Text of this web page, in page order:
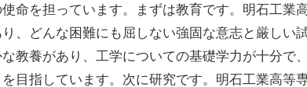
命を担っています。まずは教育です。明石工業
、どんな困難にも屈しない強固な意志と厳しい
教養があり、工学についての基礎学力が十分で、
目指しています。次に研究です。明石工業高等